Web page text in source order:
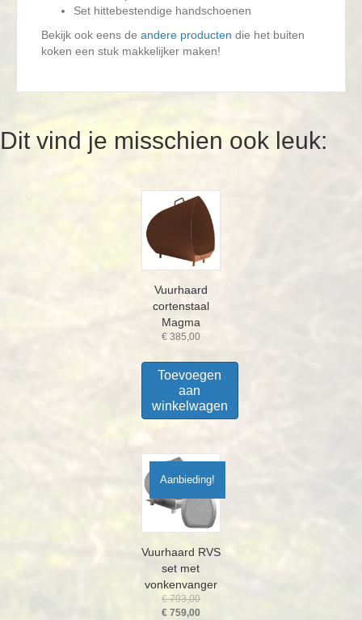
Set hittebestendige handschoenen
Bekijk ook eens de andere producten die het buiten
koken een stuk makkelijker maken!
Dit vind je misschien ook leuk:
Vuurhaard
cortenstaal
Magma
€385,00
Toevoegen
aan
winkelwagen
Aanbieding!
Vuurhaard RVS
set met
vonkenvanger
€793,00Oorspronkelijke
prijs
€759,00Huidige